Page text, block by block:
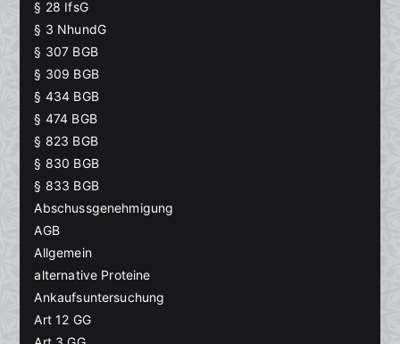
§ 28 IfsG
§ 3 NhundG
§ 307 BGB
§ 309 BGB
§ 434 BGB
§ 474 BGB
§ 823 BGB
§ 830 BGB
§ 833 BGB
Abschussgenehmigung
AGB
Allgemein
alternative Proteine
Ankaufsuntersuchung
Art 12 GG